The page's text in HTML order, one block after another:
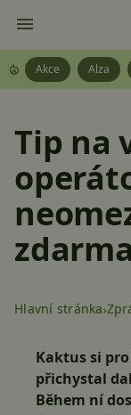
Akce Alza
Tip na
zdarma
Hlavní stránka
Kaktus si
přichystal
Během ní